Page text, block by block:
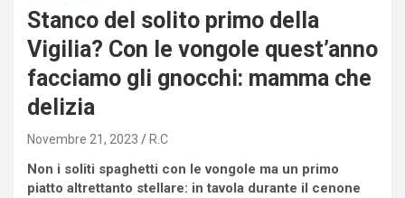
Stanco del solito primo della
Vigilia? Con le vongole quest’anno
facciamo gli gnocchi: mamma che
delizia
Novembre 21, 2023 R.C
Non i soliti spaghetti con le vongole ma un primo
piatto altrettanto stellare: in tavola durante il cenone